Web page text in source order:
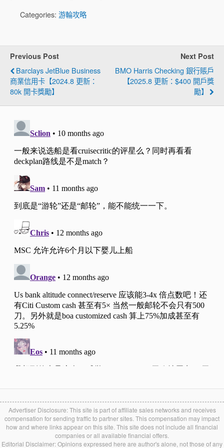
Categories: 游輪攻略
Previous Post
Barclays JetBlue Business
商業信用卡【2024.8 更新：
80k 開卡獎勵】
Next Post
BMO Harris Checking 銀行賬戶
【2025.8 更新：$400 開戶獎
勵】
Advertiser Disclosure: This site is part of affiliate sales networks and receives
compensation for sending traffic to partner sites. This compensation may impact
how and where links appear on this site. This site does not include all financial
companies or all available financial offers.
Editorial Disclaimer: Opinions expressed here are author's alone, not those of any